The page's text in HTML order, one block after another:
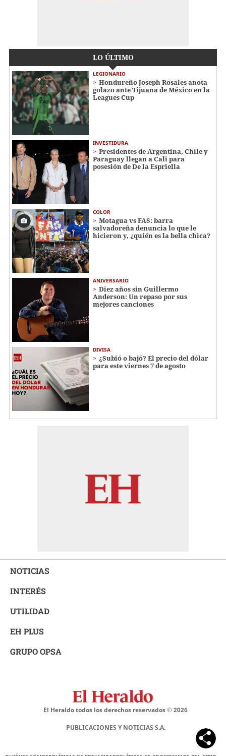
LO ÚLTIMO
LEGIONARIO
Hondureño Joseph Rosales anota
golazo ante Tijuana de México en la
Leagues Cup
INVESTIDURA
Presidentes de Argentina, Chile y
Paraguay llegan a Cali para
posesión de De la Espriella
COLOR
Motagua vs FAS: barra
salvadoreña denuncia lo que le
hicieron y, ¿quién es la bella chica?
ANIVERSARIO
Diez años sin Guillermo
Anderson: Un repaso por sus
mejores canciones
DIVISA
¿Subió o bajó? El precio del dólar
para este viernes 7 de agosto
NOTICIAS
INTERÉS
UTILIDAD
EH PLUS
GRUPO OPSA
El Heraldo todos los derechos reservados ©2026
PUBLICACIONES Y NOTICIAS S.A.